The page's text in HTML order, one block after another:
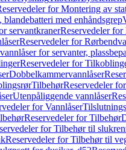
for Montering av
med enhåndsgrep
servantkranerReservedeler
Reservedeler for
for servanter,
Reservedeler for
Dobbelkammervannlåser
TilbehørReservedeler
Utenpåliggende vannlåser
for Vannlåser
Reservedeler for Tilbehør
for Tilbehør til
Reservedeler for Tilbehør til